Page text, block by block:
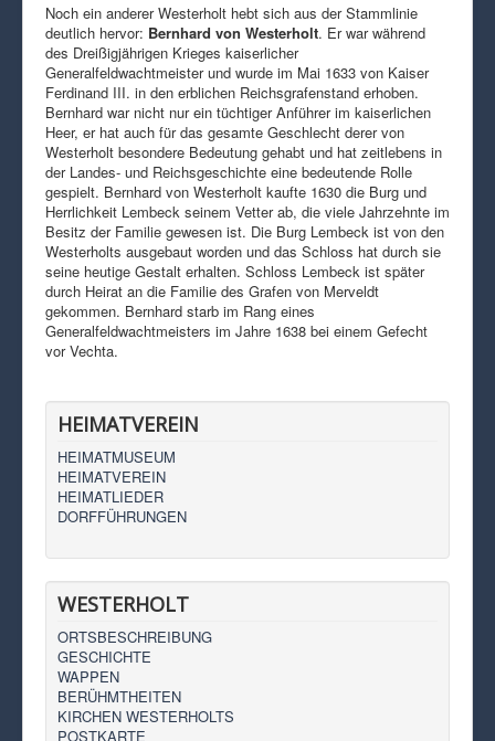
Noch ein anderer Westerholt hebt sich aus der Stammlinie
deutlich hervor: Bernhard von Westerholt. Er war während
des Dreißigjährigen Krieges kaiserlicher
Generalfeldwachtmeister und wurde im Mai 1633 von Kaiser
Ferdinand III. in den erblichen Reichsgrafenstand erhoben.
Bernhard war nicht nur ein tüchtiger Anführer im kaiserlichen
Heer, er hat auch für das gesamte Geschlecht derer von
Westerholt besondere Bedeutung gehabt und hat zeitlebens in
der Landes- und Reichsgeschichte eine bedeutende Rolle
gespielt. Bernhard von Westerholt kaufte 1630 die Burg und
Herrlichkeit Lembeck seinem Vetter ab, die viele Jahrzehnte im
Besitz der Familie gewesen ist. Die Burg Lembeck ist von den
Westerholts ausgebaut worden und das Schloss hat durch sie
seine heutige Gestalt erhalten. Schloss Lembeck ist später
durch Heirat an die Familie des Grafen von Merveldt
gekommen. Bernhard starb im Rang eines
Generalfeldwachtmeisters im Jahre 1638 bei einem Gefecht
vor Vechta.
HEIMATVEREIN
HEIMATMUSEUM
HEIMATVEREIN
HEIMATLIEDER
DORFFÜHRUNGEN
WESTERHOLT
ORTSBESCHREIBUNG
GESCHICHTE
WAPPEN
BERÜHMTHEITEN
KIRCHEN WESTERHOLTS
POSTKARTE